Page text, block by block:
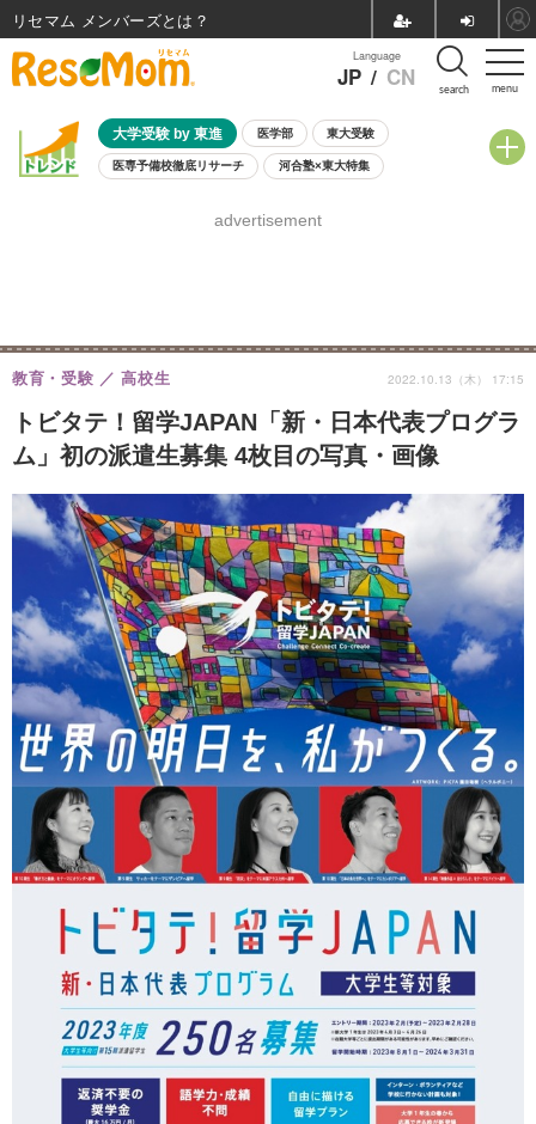
menu
Language
JP / CN search
大学受験 by 東進 医学部 東大受験
医専予備校徹底リサーチ 河合塾×東大特集
8月開催学校説明会・相談会
advertisement
トビタテ！留学JAPAN「新・日本代表プログラ
ム」初の派遣生募集 4枚目の写真・画像
教育・受験 高校生 2022.10.13（木） 17:15
リセマム メンバーズ